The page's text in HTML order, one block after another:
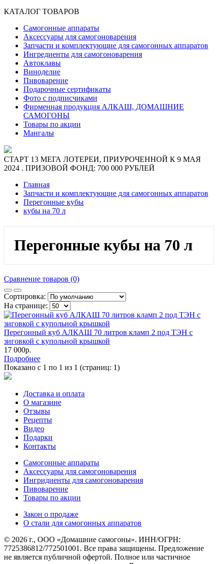
КАТАЛОГ ТОВАРОВ
Самогонные аппараты
Аксессуары для самогоноварения
Запчасти и комплектующие для самогонных аппаратов
Ингредиенты для самогоноварения
Автоклавы
Виноделие
Пивоварение
Подарочные сертификаты
Фото с подписчиками
Фирменная продукция АЛКАШ, ДОМАШНИЕ
САМОГОНЫ
Товары по акции
Мангалы
СТАРТ 13 МЕГА ЛОТЕРЕИ, ПРИУРОЧЕННОЙ К 9 МАЯ
2024 . ПРИЗОВОЙ ФОНД: 700 000 РУБЛЕЙ
Главная
Запчасти и комплектующие для самогонных аппаратов
Перегонные кубы
кубы на 70 л
Перегонные кубы на 70 л
Сравнение товаров (0)
Сортировка:
На странице:
Перегонный куб АЛКАШ 70 литров кламп 2 под ТЭН с
зиговкой с купольной крышкой
17 000р.
Подробнее
Показано с 1 по 1 из 1 (страниц: 1)
Доставка и оплата
О магазине
Отзывы
Рецепты
Видео
Подарки
Контакты
Самогонные аппараты
Аксессуары для самогоноварения
Ингридиенты для самогоноварения
Пивоварение
Товары по акции
Закон о продаже
О стали для самогонных аппаратов
© 2026 г., ООО «Домашние самогоны». ИНН/ОГРН:
7725386812/772501001. Все права защищены. Предложение
не является публичной офертой. Полное или частичное